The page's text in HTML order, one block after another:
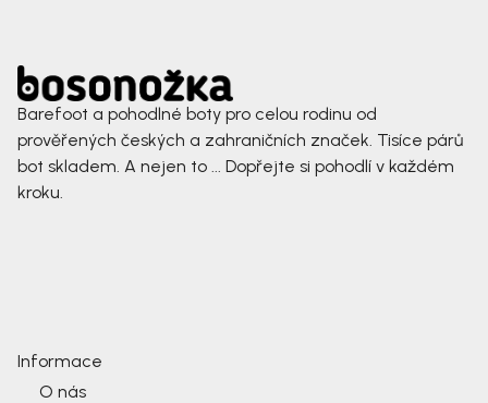
Barefoot a pohodlné boty pro celou rodinu od
prověřených českých a zahraničních značek. Tisíce párů
bot skladem. A nejen to ... Dopřejte si pohodlí v každém
kroku.
Informace
O nás